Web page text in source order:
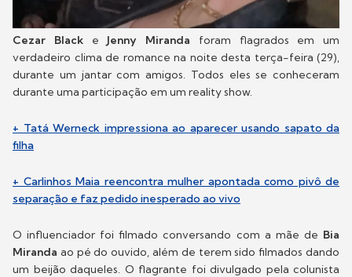
Cezar BlackeJenny Miranda foram flagrados em um
verdadeiro clima de romance na noite desta terça-feira (29),
durante um jantar com amigos. Todos eles se conheceram
durante uma participação em um reality show.
+ Tatá Werneck impressiona ao aparecer usando sapato da
filha
+ Carlinhos Maia reencontra mulher apontada como pivô de
separação e faz pedido inesperado ao vivo
O influenciador foi filmado conversando com a mãe de Bia
Miranda ao pé do ouvido, além de terem sido filmados dando
um beijão daqueles. O flagrante foi divulgado pela colunista